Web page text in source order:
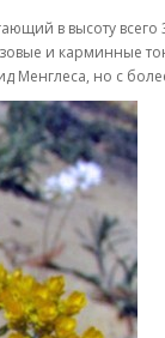
в высоту
и карминные
Менглеса, но с